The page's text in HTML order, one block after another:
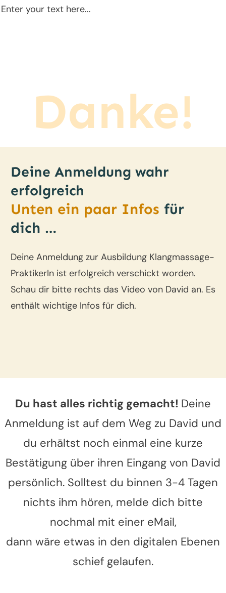
Enter your text here...
Danke!
Deine Anmeldung wahr
erfolgreich
Unten ein paar Infos für
dich …
Deine Anmeldung zur Ausbildung Klangmassage-
PraktikerIn ist erfolgreich verschickt worden.
Schau dir bitte rechts das Video von David an. Es
enthält wichtige Infos für dich.
Du hast alles richtig gemacht! Deine
Anmeldung ist auf dem Weg zu David und
du erhältst noch einmal eine kurze
Bestätigung über ihren Eingang von David
persönlich. Solltest du binnen 3-4 Tagen
nichts ihm hören, melde dich bitte
nochmal mit einer eMail,
dann wäre etwas in den digitalen Ebenen
schief gelaufen.